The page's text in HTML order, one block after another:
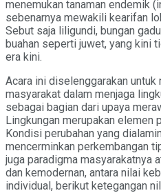
menemukan tanaman endemik
sebenarnya mewakili kearifan
Sebut saja liligundi, bungan
buahan seperti juwet, yang kini
era kini.
Acara ini diselenggarakan untuk
masyarakat dalam menjaga
sebagai bagian dari upaya
Lingkungan merupakan elemen
Kondisi perubahan yang
mencerminkan perkembangan
juga paradigma masyarakatnya
dan kemodernan, antara nilai
individual, berikut ketegangan